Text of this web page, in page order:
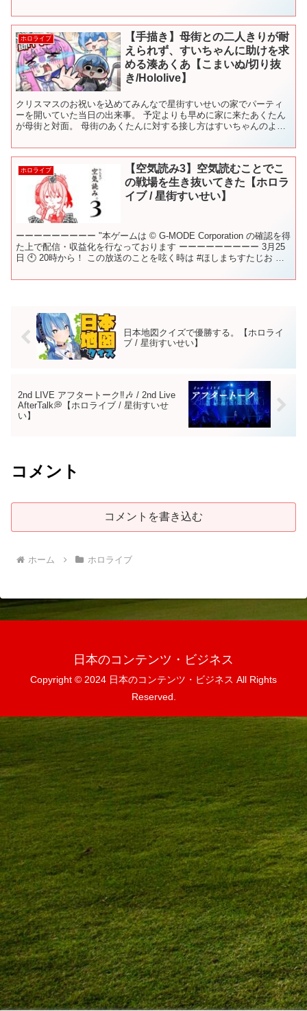
ホロライブ
【手描き】母街との二人きりが耐
えられず、すいちゃんに助けを求
める湊あくあ【こまいぬ/切り抜
き/Hololive】
クリスマスのお祝いを込めてみんなで星街すいせいの家でパーティ
ーを開いていた当日の出来事。 予定よりも早めに家に来たあくたん
が母街と対面。 母街のあくたんに対する接し方はすいちゃんのよう
ホロライブ
【空気読み3】空気読むことでこ
の戦場を生き抜いてきた【ホロラ
イブ / 星街すいせい】
ーーーーーーーーー "本ゲームは © G-MODE Corporation の確認を得
た上で配信・収益化を行なっております ーーーーーーーーー 3月25
日 🕙 20時から！ この放送のことを呟く時は #ほしまちすたじお​​​ の
日本地図クイズで優勝する。【ホロライ
ブ / 星街すいせい】
2nd LIVE アフタートーク‼🎶 / 2nd Live
AfterTalk💭【ホロライブ / 星街すいせ
い】
コメント
コメントを書き込む
ホーム ホロライブ
日本のコンテンツ・ビジネス
Copyright © 2024 日本のコンテンツ・ビジネス All Rights
Reserved.